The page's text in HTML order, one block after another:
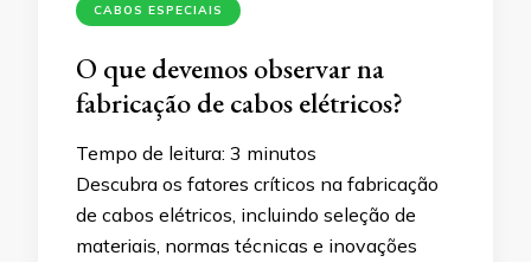
CABOS ESPECIAIS
O que devemos observar na
fabricação de cabos elétricos?
Tempo de leitura: 3 minutos
Descubra os fatores críticos na fabricação
de cabos elétricos, incluindo seleção de
materiais, normas técnicas e inovações